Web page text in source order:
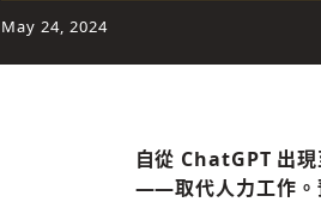
May 24, 2024
自從 ChatGPT 出
——取代人力工作。